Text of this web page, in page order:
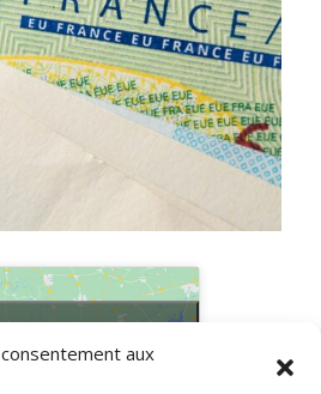
aux
pour accepter les
marketing et activer